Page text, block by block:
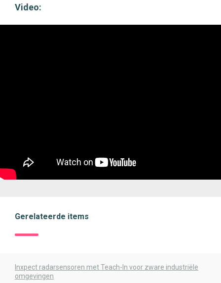
Video:
Gerelateerde items
Inxpect radarsensoren met Teach-In voor zware industriële
omgevingen